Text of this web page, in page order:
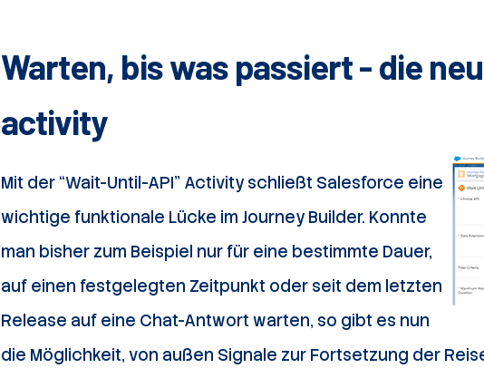
Warten, bis was passiert - die
activity
Mit der “Wait-Until-API” Activity schließt Salesforce eine
wichtige funktionale Lücke im Journey Builder. Konnte
man bisher zum Beispiel nur für eine bestimmte Dauer,
auf einen festgelegten Zeitpunkt oder seit dem letzten
Release auf eine Chat-Antwort warten, so gibt es nun
die Möglichkeit, von außen Signale zur Fortsetzung der